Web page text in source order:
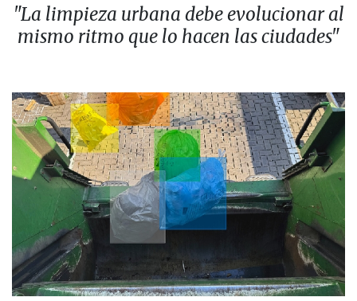
"La limpieza urbana debe evolucionar al
mismo ritmo que lo hacen las ciudades"